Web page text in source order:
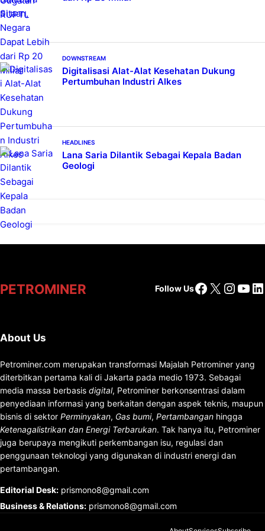
DOWNSTREAM
Digitalisasi Alat-Alat Kesehatan Dukung
Pertumbuhan Industri Alkes
HEADLINES
Lana Saria Dilantik Sebagai Kepala Badan
Geologi
PETROMINER Follow UsFacebook
X
About Us
Petrominer.com merupakan transformasi Majalah Petrominer yang
diterbitkan pertama kali di Jakarta pada medio 1973. Sebagai
media massa berbasis digital, Petrominer berkonsentrasi dalam
penyediaan informasi yang berkaitan dengan aspek teknis, maupun
bisnis di sektor Perminyakan, Gas bumi, Pertambangan hingga
Ketenagalistrikan dan Energi Terbarukan. Tak hanya itu, Petrominer
juga berupaya mengikuti perkembangan isu, regulasi dan
penggunaan teknologi yang digunakan di industri energi dan
pertambangan.
Editorial Desk: prismono8@gmail.com
Business & Relations: prismono8@gmail.com